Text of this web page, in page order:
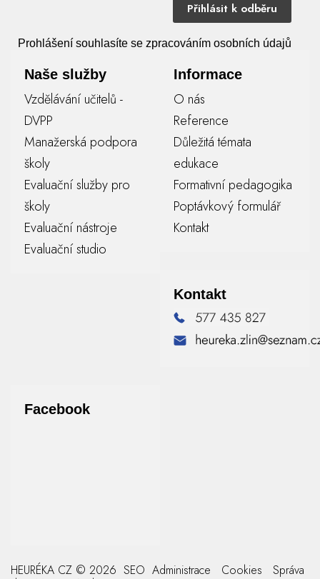
Přihlásit k odběru
Prohlášení souhlasíte se zpracováním osobních údajů
Naše služby
Vzdělávání učitelů -
DVPP
Manažerská podpora
školy
Evaluační služby pro
školy
Evaluační nástroje
Evaluační studio
Informace
O nás
Reference
Důležitá témata
edukace
Formativní pedagogika
Poptávkový formulář
Kontakt
Kontakt
Facebook
HEURÉKA CZ © 2026 SEO Administrace Cookies
Správa